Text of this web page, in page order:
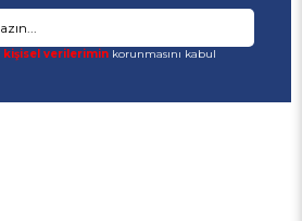
kişisel verileriminkorunmasını kabul